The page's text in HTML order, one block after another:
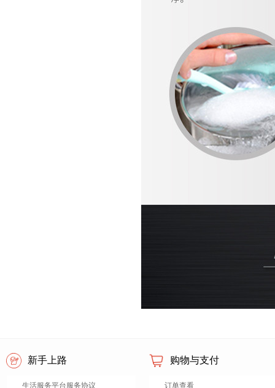
新手上路
生活服务平台服务协议
购物与支付
订单查看